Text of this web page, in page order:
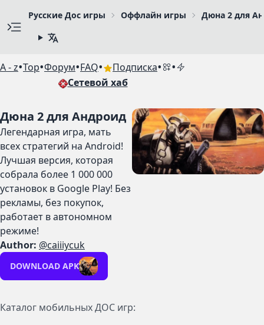
Русские Дос игры Оффлайн игры Дюна 2 для
A - z•Top•Форум•FAQ• Подписка• •
Сетевой хаб
Дюна 2 для Андроид
Легендарная игра, мать
всех стратегий на Android!
Лучшая версия, которая
собрала более 1 000 000
установок в Google Play! Без
рекламы, без покупок,
работает в автономном
режиме!
Author: @caiiiycuk
DOWNLOAD APK
Каталог мобильных ДОС игр: